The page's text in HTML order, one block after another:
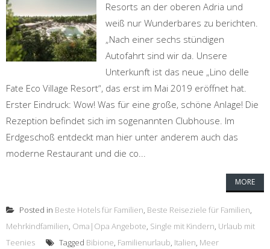
Resorts an der oberen Adria und
weiß nur Wunderbares zu berichten.
„Nach einer sechs stündigen
Autofahrt sind wir da. Unsere
Unterkunft ist das neue „Lino delle
Fate Eco Village Resort“, das erst im Mai 2019 eröffnet hat.
Erster Eindruck: Wow! Was für eine große, schöne Anlage! Die
Rezeption befindet sich im sogenannten Clubhouse. Im
Erdgeschoß entdeckt man hier unter anderem auch das
moderne Restaurant und die co...
MORE
Posted in Beste Hotels für Familien, Beste Reiseziele für Familien,
Mehrkindfamilien, Oma|Opa Angebote, Single mit Kindern, Urlaub mit
Teenies
Tagged Bibione, Familienurlaub, Italien, Meer